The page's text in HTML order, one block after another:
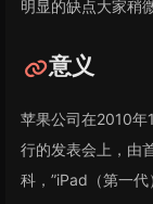
明显的缺点大家稍
意义
苹果公司在2010年
行的发表会上，由
科，”iPad（第一代